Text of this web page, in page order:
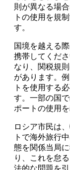
則が異なる場
トの使用を規
す。
国境を越える
携帯してくだ
なり、関税規
があります。
トを使用する
す。一部の国
ポートの使用
ロシア市民は
トで海外旅行
態を関係当局
り、これを怠
法的な問題を